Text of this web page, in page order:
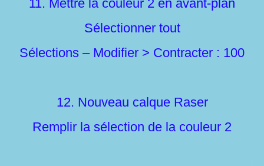
11. Mettre la couleur 2 en avant-plan
Sélectionner tout
Sélections – Modifier > Contracter : 100
12. Nouveau calque Raser
Remplir la sélection de la couleur 2